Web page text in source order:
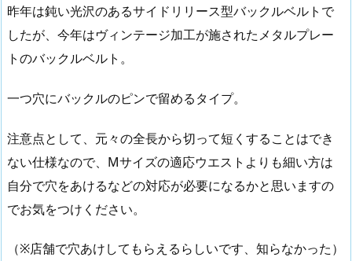
昨年は鈍い光沢のあるサイドリリース型バックルベルトで
したが、今年はヴィンテージ加工が施されたメタルプレー
トのバックルベルト。
一つ穴にバックルのピンで留めるタイプ。
注意点として、元々の全長から切って短くすることはでき
ない仕様なので、Mサイズの適応ウエストよりも細い方は
自分で穴をあけるなどの対応が必要になるかと思いますの
でお気をつけください。
（※店舗で穴あけしてもらえるらしいです、知らなかった）